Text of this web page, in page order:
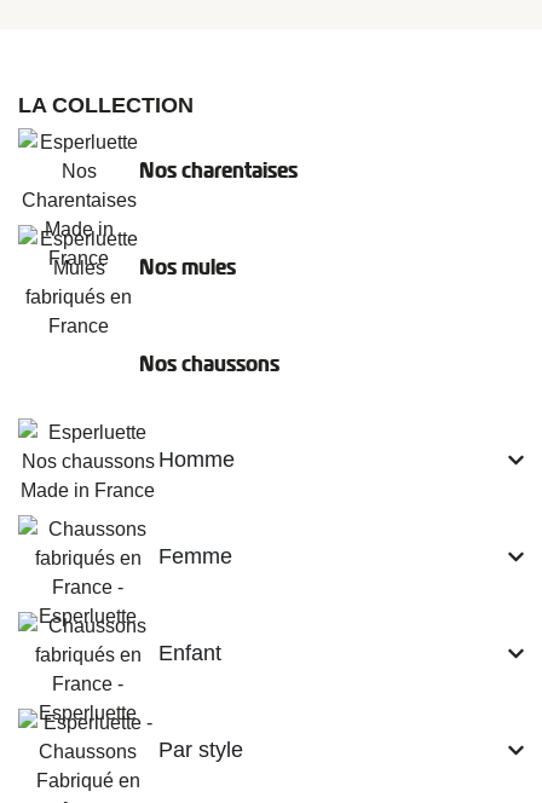
LA COLLECTION
Nos charentaises
Nos mules
Nos chaussons
Homme
Femme
Enfant
Par style